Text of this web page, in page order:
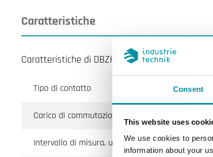
Consent
This website uses
We use cookies to
information about your
Caratteristiche
Caratteristiche di DBZH-102
Tipo di contatto
Carico di commutazione
Intervallo di misura, umidità